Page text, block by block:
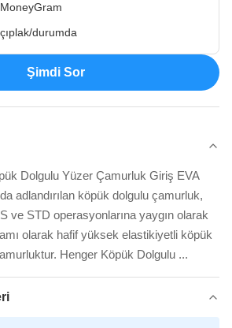
MoneyGram
çıplak/durumda
Şimdi Sor
Dolgulu Yüzer Çamurluk Giriş EVA
adlandırılan köpük dolgulu çamurluk,
ve STD operasyonlarına yaygın olarak
olarak hafif yüksek elastikiyetli köpük
Henger Köpük Dolgulu ...